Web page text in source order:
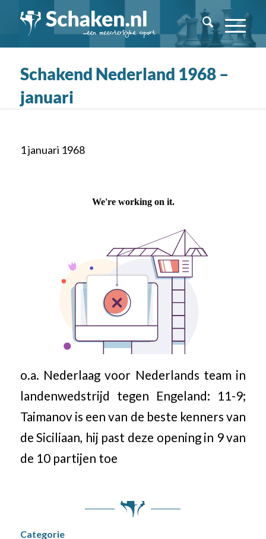
Schakend Nederland 1968 –
januari
1 januari 1968
o.a. Nederlaag voor Nederlands team in
landenwedstrijd tegen Engeland: 11-9;
Taimanov is een van de beste kenners van
de Siciliaan, hij past deze opening in 9 van
de 10 partijen toe
Categorie